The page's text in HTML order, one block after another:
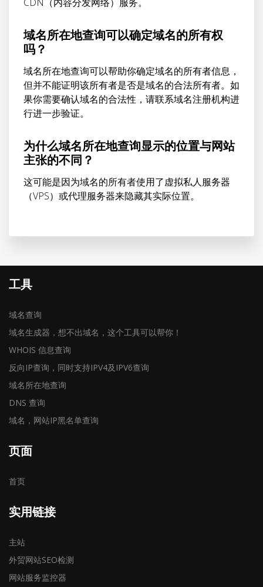
域名所在地查询可以确定域名的所有权
吗？
域名所在地查询可以帮助你确定域名的所有者信息，
但并不能证明该所有者是否是域名的合法所有者。如
果你需要确认域名的合法性，请联系域名注册机构进
行进一步验证。
为什么域名所在地查询显示的位置与网站
主张的不同？
这可能是因为域名的所有者使用了虚拟私人服务器
（VPS）或代理服务器来隐藏其实际位置。
工具
域名查询
域名生成器，想不出域名，这个工具可以帮你！
WHOIS 信息查询
反向IP查询，同时支持IPV4及IPV6查询
域名所在地查询
DNS 查询
域名，网站IP黑名单查询
页面
首页
实用链接
主站
外贸网站SEO检测
网站服务监控器